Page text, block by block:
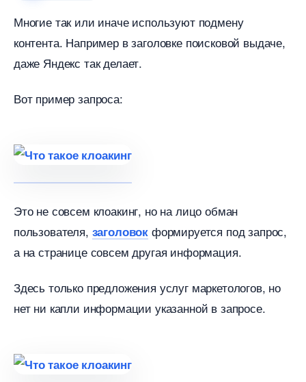
Многие так или иначе используют подмену
контента. Например в заголовке поисковой выдаче,
даже Яндекс так делает.
от пример запроса:
Это не совсем клоакинг, но на лицо обман
пользователя, заголовок формируется под запрос,
а на странице совсем другая информация.
Здесь только предложения услуг маркетологов, но
нет ни капли информации указанной в запросе.